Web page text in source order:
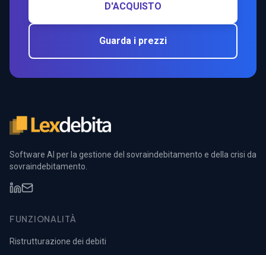
D'ACQUISTO
Guarda i prezzi
Software AI per la gestione del sovraindebitamento e della crisi da
sovraindebitamento.
FUNZIONALITÀ
Ristrutturazione dei debiti